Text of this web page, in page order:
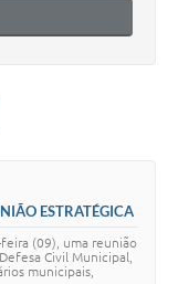
ESTRATÉGICA
(09), uma reunião
Civil Municipal,
municipais,